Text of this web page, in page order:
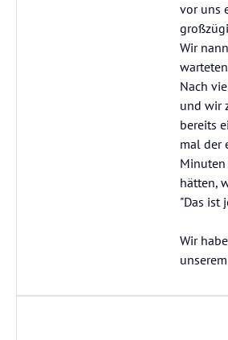
vor uns
Wir
Nach
und wir
bereits
mal der
Minuten
hätten,
"Das ist
Wir